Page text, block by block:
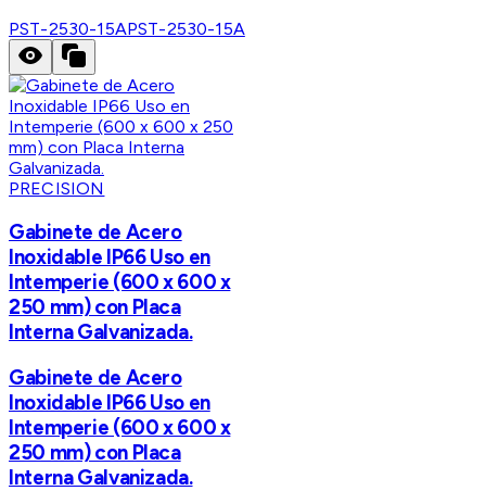
PST-2530-15APST-2530-15A
PRECISION
Gabinete de Acero
Inoxidable IP66 Uso en
Intemperie (600 x 600 x
250 mm) con Placa
Interna Galvanizada.
Gabinete de Acero
Inoxidable IP66 Uso en
Intemperie (600 x 600 x
250 mm) con Placa
Interna Galvanizada.